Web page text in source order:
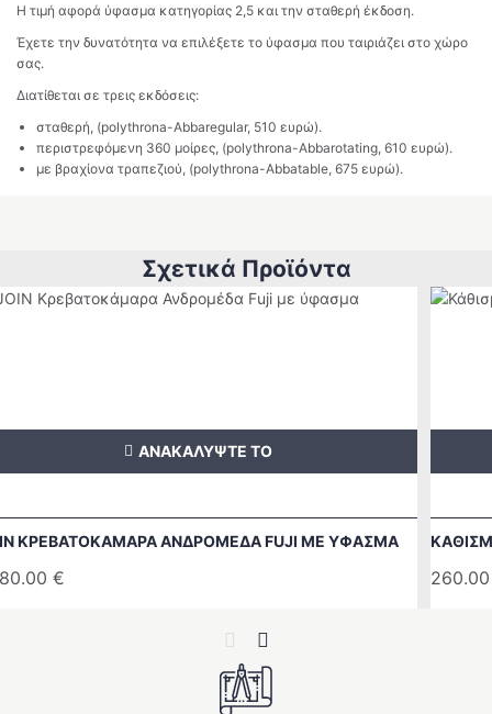
Η τιμή αφορά ύφασμα κατηγορίας 2,5 και την σταθερή έκδοση.
Έχετε την δυνατότητα να επιλέξετε το ύφασμα που ταιριάζει στο χώρο
σας.
Διατίθεται σε τρεις εκδόσεις:
σταθερή, (polythrona-Abbaregular, 510 ευρώ).
περιστρεφόμενη 360 μοίρες, (polythrona-Abbarotating, 610 ευρώ).
με βραχίονα τραπεζιού, (polythrona-Abbatable, 675 ευρώ).
Σχετικά Προϊόντα
Previous
ΚΡΕΒΑΤΟΚΑΜΑΡΑ ΑΝΔΡΟΜΕΔΑ FUJI ΜΕ ΥΦΑΣΜΑ
€
ΑΝΑΚΑΛΥΨΤΕ ΤΟ
Next